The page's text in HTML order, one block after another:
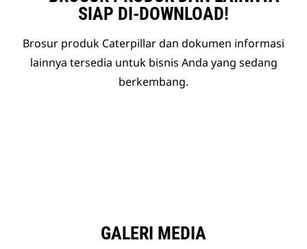
SIAP DI-DOWNLOAD!
Brosur produk Caterpillar dan dokumen informasi
lainnya tersedia untuk bisnis Anda yang sedang
berkembang.
GALERI MEDIA